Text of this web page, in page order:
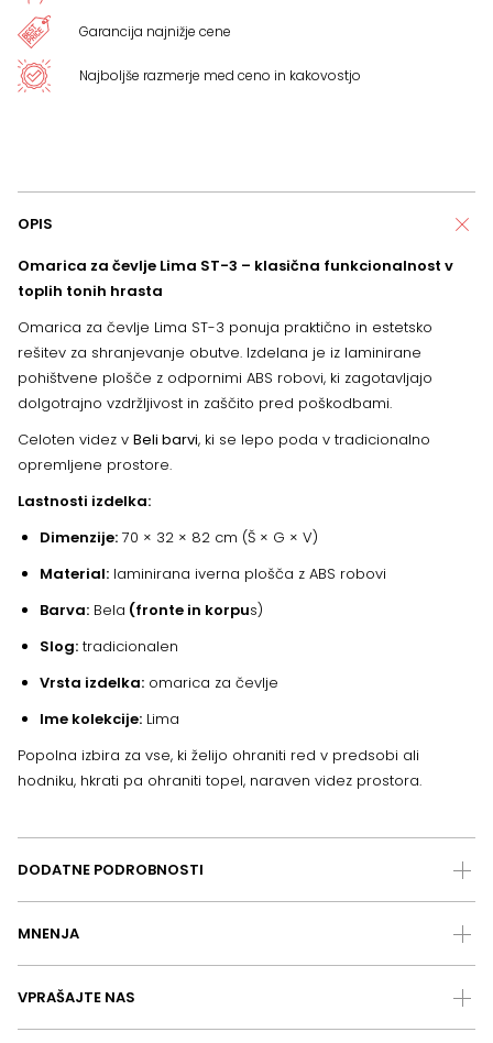
Garancija najnižje cene
Najboljše razmerje med ceno in kakovostjo
OPIS
Omarica za čevlje Lima ST-3 – klasična funkcionalnost v
toplih tonih hrasta
Omarica za čevlje Lima ST-3 ponuja praktično in estetsko
rešitev za shranjevanje obutve. Izdelana je iz laminirane
pohištvene plošče z odpornimi ABS robovi, ki zagotavljajo
dolgotrajno vzdržljivost in zaščito pred poškodbami.
Celoten videz v Beli barvi, ki se lepo poda v tradicionalno
opremljene prostore.
Lastnosti izdelka:
Dimenzije: 70 × 32 × 82 cm (Š × G × V)
Material: laminirana iverna plošča z ABS robovi
Barva: Bela (fronte in korpus)
Slog: tradicionalen
Vrsta izdelka: omarica za čevlje
Ime kolekcije: Lima
Popolna izbira za vse, ki želijo ohraniti red v predsobi ali
hodniku, hkrati pa ohraniti topel, naraven videz prostora.
DODATNE PODROBNOSTI
MNENJA
VPRAŠAJTE NAS